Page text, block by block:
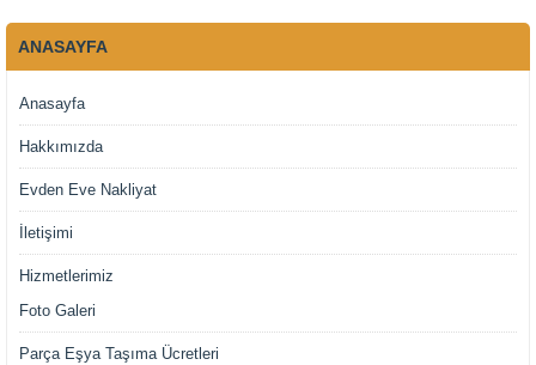
ANASAYFA
Anasayfa
Hakkımızda
Evden Eve Nakliyat
İletişimi
Hizmetlerimiz
Foto Galeri
Parça Eşya Taşıma Ücretleri